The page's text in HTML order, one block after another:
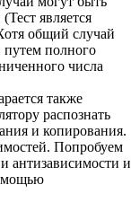
является
общий случай
путем полного
числа
также
распознать
и копирования.
Попробуем
антизависимости и